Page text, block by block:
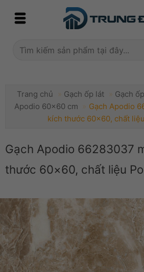
Tìm
Trang chủ » Gạch ốp lát » Gạch
Apodio 60x60 cm » Gạch Apodio
kích thước 60×60, chất
Gạch Apodio 66283037
thước 60×60, chất liệu